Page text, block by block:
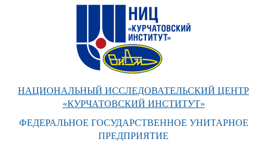
НАЦИОНАЛЬНЫЙ ИССЛЕДОВАТЕЛЬСКИЙ ЦЕНТР
«КУРЧАТОВСКИЙ ИНСТИТУТ»
ФЕДЕРАЛЬНОЕ ГОСУДАРСТВЕННОЕ УНИТАРНОЕ
ПРЕДПРИЯТИЕ